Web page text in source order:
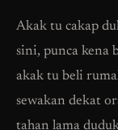
Akak tu cakap
sini, punca kena
akak tu beli
sewakan dekat
tahan lama